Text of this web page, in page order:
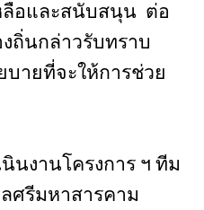
ลือและสนับสนุน ต่อ
ถิ่นกล่าวรับทราบ
ายที่จะให้การช่วย
นงานโครงการ ฯ ทีม
ศรีมหาสารคาม